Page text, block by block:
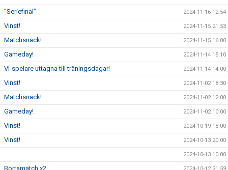
”Seriefinal” 2024-11-16 12:54
Vinst! 2024-11-15 21:53
Matchsnack! 2024-11-15 16:00
Gameday! 2024-11-14 15:10
VI-spelare uttagna till träningsdagar! 2024-11-14 14:00
Vinst! 2024-11-02 18:30
Matchsnack! 2024-11-02 12:00
Gameday! 2024-11-02 10:00
Vinst! 2024-10-19 18:00
Vinst! 2024-10-13 20:00
2024-10-13 10:00
Bortamatch x2